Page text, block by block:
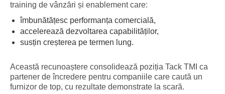
training de vânzări și enablement care:
îmbunătățesc performanța comercială,
accelerează dezvoltarea capabilităților,
susțin creșterea pe termen lung.
Această recunoaștere consolidează poziția Tack TMI ca
partener de încredere pentru companiile care caută un
furnizor de top, cu rezultate demonstrate la scară.